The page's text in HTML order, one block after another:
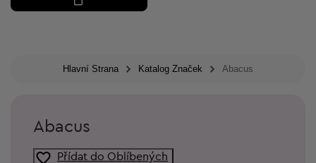
Hlavní Strana Katalog Značek Abacus
Abacus
Přídat do Oblíbených